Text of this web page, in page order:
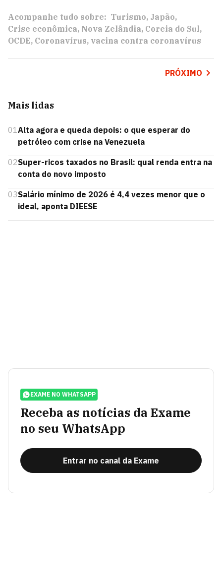
Acompanhe tudo sobre: Turismo Japão
Crise econômica Nova Zelândia Coreia do Sul
OCDE Coronavírus vacina contra coronavírus
PRÓXIMO
Mais lidas
01Alta agora e queda depois: o que esperar do
petróleo com crise na Venezuela
02Super-ricos taxados no Brasil: qual renda entra na
conta do novo imposto
03Salário mínimo de 2026 é 4,4 vezes menor que o
ideal, aponta DIEESE
EXAME NO WHATSAPP
Receba as notícias da Exame
no seu WhatsApp
Entrar no canal da Exame